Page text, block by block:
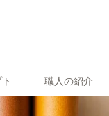
職人の紹介